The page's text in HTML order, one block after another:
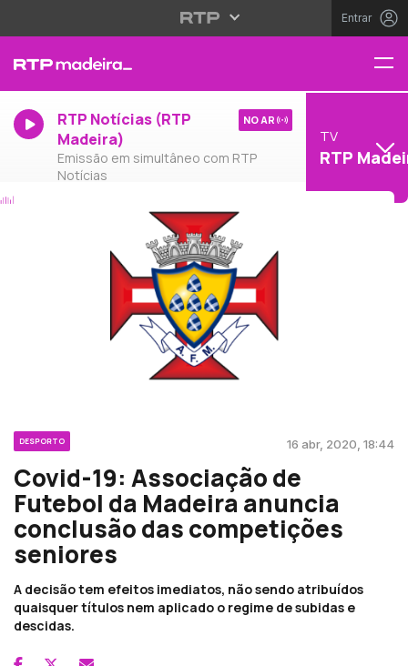
Entrar
RTP Notícias (RTP
Madeira)
Emissão em simultâneo com RTP
Notícias
NO AR
TV
RTP
DESPORTO 16 abr, 2020, 18:44
Covid-19: Associação de
Futebol da Madeira anuncia
conclusão das competições
seniores
A decisão tem efeitos imediatos, não sendo atribuídos
quaisquer títulos nem aplicado o regime de subidas e
descidas.